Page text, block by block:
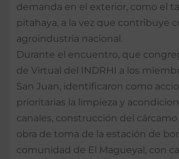
demanda en el exterior, como el
pitahaya, a la vez que contribuye
agroindustria nacional.
Durante el encuentro, que
de Virtual del INDRHI a los
San Juan, identificaron como
prioritarias la limpieza y
canales, construcción del
obra de toma de la estación de
comunidad de El Magueyal, con